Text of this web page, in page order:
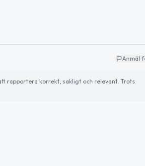
Anmäl
rapportera korrekt, sakligt och relevant. Trots